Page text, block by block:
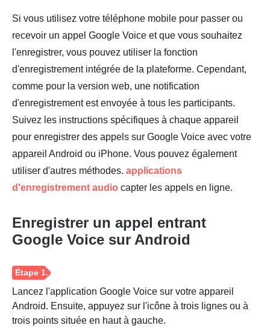
Étape 3.
Étape 4.
Si vous utilisez votre téléphone mobile pour passer ou
recevoir un appel Google Voice et que vous souhaitez
l'enregistrer, vous pouvez utiliser la fonction
d'enregistrement intégrée de la plateforme. Cependant,
comme pour la version web, une notification
d'enregistrement est envoyée à tous les participants.
Suivez les instructions spécifiques à chaque appareil
pour enregistrer des appels sur Google Voice avec votre
appareil Android ou iPhone. Vous pouvez également
utiliser d'autres méthodes. applications
d'enregistrement audio capter les appels en ligne.
Enregistrer un appel entrant
Google Voice sur Android
Lancez l'application Google Voice sur votre appareil
Android. Ensuite, appuyez sur l'icône à trois lignes ou à
trois points située en haut à gauche.